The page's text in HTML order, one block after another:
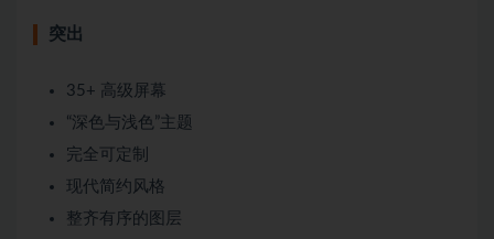
突出
35+ 高级屏幕
“深色与浅色”主题
完全可定制
现代简约风格
整齐有序的图层